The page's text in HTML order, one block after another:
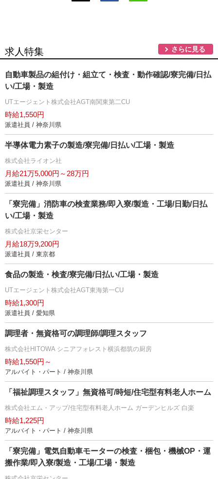
求人特集 さらに見る
自動車製品の組付け・組立て・検査・動作確認/寮完備/日払
い/工場・製造
UTエージェント株式会社AGT南関東第二CU
時給1,550円
派遣社員 / 神奈川県
半導体電力素子の製造/寮完備/日払い/工場・製造
株式会社ライオン社
月給21万5,000円～28万円
派遣社員 / 神奈川県
「寮完備」消防車の検査業務/即入寮/製造・工場/日勤/日払
い/工場・製造
株式会社京栄センター
月給18万9,200円
派遣社員 / 東京都
食品の製造・検査/寮完備/日払い/工場・製造
UTエージェント株式会社AGT東海第一CU
時給1,300円
派遣社員 / 愛知県
調理者・無資格可の調理師/調理スタッフ
株式会社HITOWA シニアフォレスト横浜都筑の厨房
時給1,550円～
アルバイト・パート / 神奈川県
「福祉調理スタッフ」無資格可/時短/住宅型有料老人ホーム
株式会社エム・アップ/住宅型有料老人ホーム ガーデンヒルズ 白楽
時給1,225円
アルバイト・パート / 神奈川県
「寮完備」電気自動車モーターの検査・梱包・機械OP・運
搬作業/即入寮/製造・工場/工場・製造